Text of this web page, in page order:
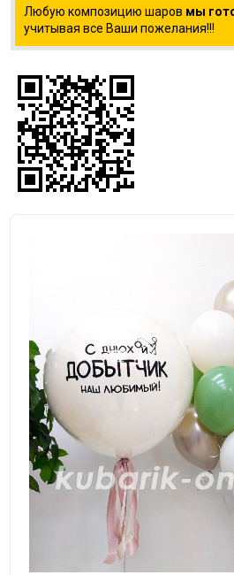
Любую композицию шаров мы
учитывая все Ваши пожелания!!!